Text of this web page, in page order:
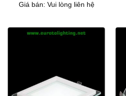
Giá bán: Vui lòng liên hệ